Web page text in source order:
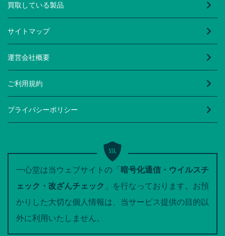
買取している製品
サイトマップ
運営会社概要
ご利用規約
プライバシーポリシー
一心堂は当ウェブサイトの「暗号化通信・ウイルスチ
ェック・改ざんチェック 」を行なっております。お預
かりした大切な個人情報は、当サービス提供の目的以
外に利用いたしません。